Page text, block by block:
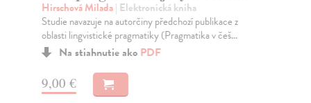
Hirschová Milada| Elektronická kniha
Studie navazuje na autorčiny předchozí publikace z
oblasti lingvistické pragmatiky (Pragmatika v češ...
Na stiahnutie ako PDF
9,00 €